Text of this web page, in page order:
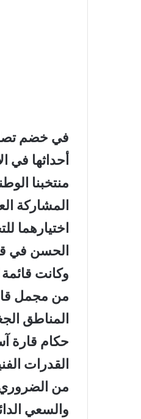
أحداثها في
منتخبنا
المشاركة
اختيارهما
الحسن في
المناطق
حكام قارة
القدرات
من الضروري
والسعي